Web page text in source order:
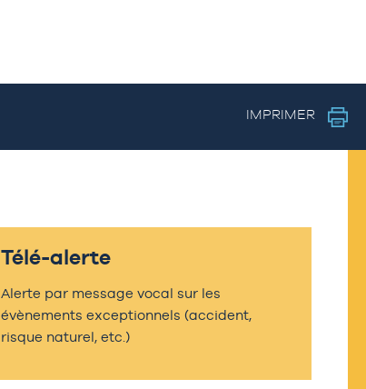
IMPRIMER
Télé-alerte
Alerte par message vocal sur les
évènements exceptionnels (accident,
risque naturel, etc.)